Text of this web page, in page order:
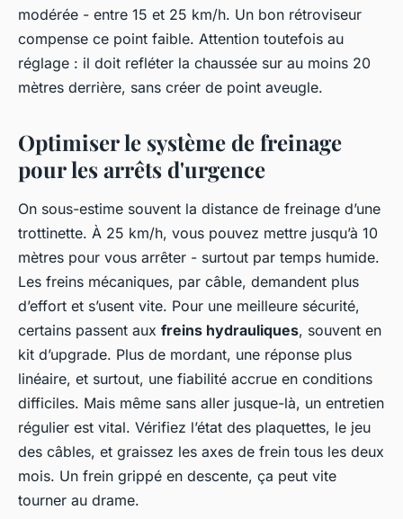
modérée - entre 15 et 25 km/h. Un bon rétroviseur
compense ce point faible. Attention toutefois au
réglage : il doit refléter la chaussée sur au moins 20
mètres derrière, sans créer de point aveugle.
Optimiser le système de freinage
pour les arrêts d'urgence
On sous-estime souvent la distance de freinage d’une
trottinette. À 25 km/h, vous pouvez mettre jusqu’à 10
mètres pour vous arrêter - surtout par temps humide.
Les freins mécaniques, par câble, demandent plus
d’effort et s’usent vite. Pour une meilleure sécurité,
certains passent aux freins hydrauliques, souvent en
kit d’upgrade. Plus de mordant, une réponse plus
linéaire, et surtout, une fiabilité accrue en conditions
difficiles. Mais même sans aller jusque-là, un entretien
régulier est vital. Vérifiez l’état des plaquettes, le jeu
des câbles, et graissez les axes de frein tous les deux
mois. Un frein grippé en descente, ça peut vite
tourner au drame.